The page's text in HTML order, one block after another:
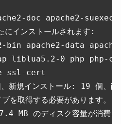
doc apache2-
にインストールされます:
bin apache2-data
liblua5.2-0 php php-
ssl-cert
新規インストール: 19 個、
取得する必要があります。
MB のディスク容量が消費さ